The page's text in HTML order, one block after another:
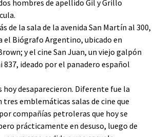
hombres de apellido Gil y Grillo
de la sala de la avenida San Martín al 300,
el Biógrafo Argentino, ubicado en
y el cine San Juan, un viejo galpón
ideado por el panadero español
hoy desaparecieron. Diferente fue la
emblemáticas salas de cine que
compañías petroleras que hoy se
prácticamente en desuso, luego de